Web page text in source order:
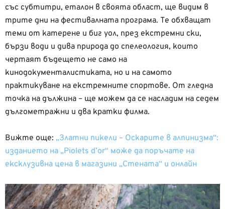
със субтитри, еталон в своята област, ще видим в
трите дни на фестивалната програма. Те обхващат
теми от катерене и биг уол, през екстремни ски,
бързи води и дива природа до спелеология, които
чертаят бъдещето не само на
кинодокументалистиката, но и на самото
практикуване на екстремните спортове. От гледна
точка на дължина – ще можем да се насладим на седем
дългометражни и два кратки филма.
Вижте още: „Златни пикели – Оскарите в алпинизма“:
изданието на „Piolets d’or“ може да поръчате на
ексклузивна цена в магазини „Стената“ и онлайн